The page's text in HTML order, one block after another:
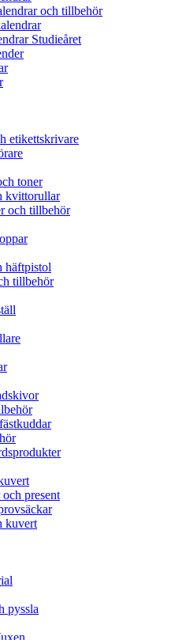
och tillbehör
Studieåret
etikettskrivare
toner
kvittorullar
och tillbehör
häftpistol
tillbehör
present
kuvert
pyssla